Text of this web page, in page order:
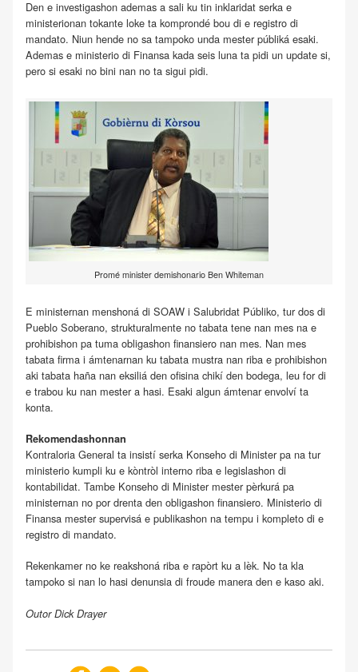
Den e investigashon ademas a sali ku tin inklaridat serka e
ministerionan tokante loke ta komprondé bou di e registro di
mandato. Niun hende no sa tampoko unda mester públiká esaki.
Ademas e ministerio di Finansa kada seis luna ta pidi un update si,
pero si esaki no bini nan no ta sigui pidi.
Promé minister demishonario Ben Whiteman
E ministernan menshoná di SOAW i Salubridat Públiko, tur dos di
Pueblo Soberano, strukturalmente no tabata tene nan mes na e
prohibishon pa tuma obligashon finansiero nan mes. Nan mes
tabata firma i ámtenarnan ku tabata mustra nan riba e prohibishon
aki tabata haña nan eksiliá den ofisina chikí den bodega, leu for di
e trabou ku nan mester a hasi. Esaki algun ámtenar envolví ta
konta.
Rekomendashonnan
Kontraloria General ta insistí serka Konseho di Minister pa na tur
ministerio kumpli ku e kòntròl interno riba e legislashon di
kontabilidat. Tambe Konseho di Minister mester pèrkurá pa
ministernan no por drenta den obligashon finansiero. Ministerio di
Finansa mester supervisá e publikashon na tempu i kompleto di e
registro di mandato.
Rekenkamer no ke reakshoná riba e rapòrt ku a lèk. No ta kla
tampoko si nan lo hasi denunsia di froude manera den e kaso aki.
Outor Dick Drayer